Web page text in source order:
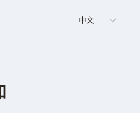
Choose